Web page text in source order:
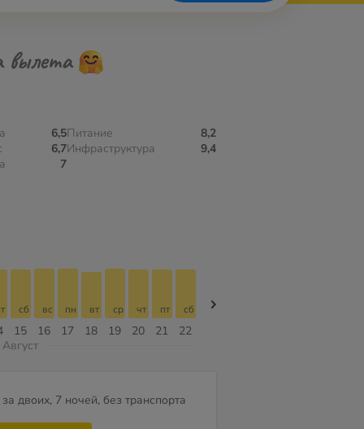
вылета
6,5
6,7
7
Питание
8,2
Инфраструктура
9,4
15
сб
16
вс
17
пн
18
вт
19
ср
20
чт
21
пт
22
сб
Август
за двоих, 7 ночей, без транспорта